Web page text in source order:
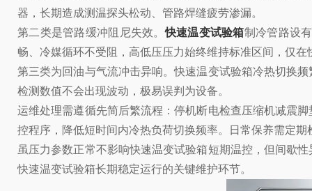
器，长期造成测温探头松动、管路焊缝疲劳渗漏。
第二类是管路缓冲阻尼失效。快速温变试验箱制冷管路设
畅、冷媒循环不受阻，高低压压力始终维持标准区间，仅
第三类为回油与气流冲击异响。快速温变试验箱冷热切换
检测数值不会出现波动，极易误判为设备。
运维处理需遵循先简后繁流程：停机断电检查压缩机减震
控程序，降低短时间内冷热负荷切换频率。日常保养需定
虽压力参数正常不影响快速温变试验箱短期温控，但间歇
快速温变试验箱长期稳定运行的关键维护环节。